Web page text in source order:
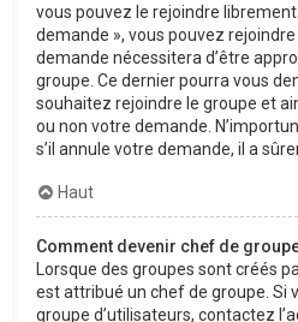
vous pouvez le rejoindre
demande », vous pouvez
demande nécessitera d’être
groupe. Ce dernier pourra vous
souhaitez rejoindre le groupe et
ou non votre demande.
s’il annule votre demande, il a
Haut
Comment devenir chef de
Lorsque des groupes sont créés
est attribué un chef de groupe. Si
groupe d’utilisateurs, contactez